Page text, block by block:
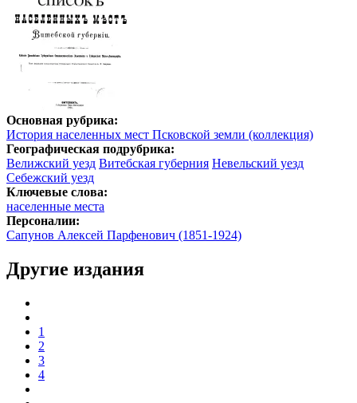
Основная рубрика:
История населенных мест Псковской земли (коллекция)
Географическая подрубрика:
Велижский уезд Витебская губерния Невельский уезд
Себежский уезд
Ключевые слова:
населенные места
Персоналии:
Сапунов Алексей Парфенович (1851-1924)
Другие издания
1
2
3
4